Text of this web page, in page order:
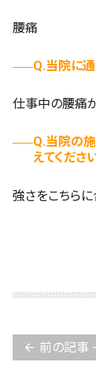
腰痛
Q.当院に通
仕事中の腰痛
Q.当院の施
えてくださ
強さをこちらに
arrow_back 前の記事 -